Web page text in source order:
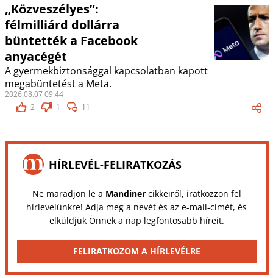
„Közveszélyes”:
félmilliárd dollárra
büntették a Facebook
anyacégét
A gyermekbiztonsággal kapcsolatban kapott
megabüntetést a Meta.
2026.08.07 09:44
2
1 11
HÍRLEVÉL-FELIRATKOZÁS
Ne maradjon le a Mandinercikkeiről, iratkozzon fel
hírlevelünkre! Adja meg a nevét és az e-mail-címét, és
elküldjük Önnek a nap legfontosabb híreit.
FELIRATKOZOM A HÍRLEVÉLRE